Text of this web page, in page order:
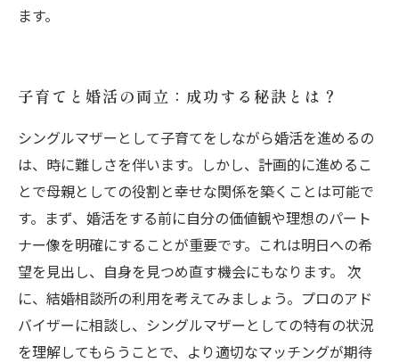
ます。
子育てと婚活の両立：成功する秘訣とは？
シングルマザーとして子育てをしながら婚活を進めるの
は、時に難しさを伴います。しかし、計画的に進めるこ
とで母親としての役割と幸せな関係を築くことは可能で
す。まず、婚活をする前に自分の価値観や理想のパート
ナー像を明確にすることが重要です。これは明日への希
望を見出し、自身を見つめ直す機会にもなります。 次
に、結婚相談所の利用を考えてみましょう。プロのアド
バイザーに相談し、シングルマザーとしての特有の状況
を理解してもらうことで、より適切なマッチングが期待